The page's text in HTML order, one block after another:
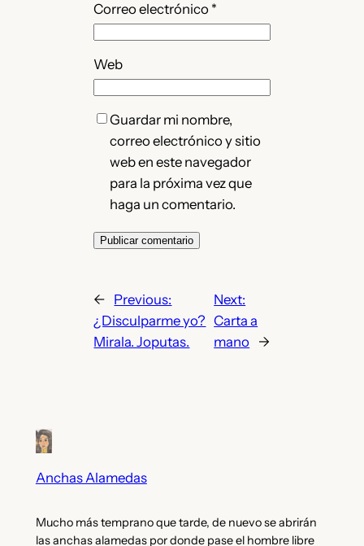
Correo electrónico *
Web
Guardar mi nombre,
correo electrónico y sitio
web en este navegador
para la próxima vez que
haga un comentario.
← Previous:
¿Disculparme yo?
Mirala. Joputas.
Next:
Carta a
mano
→
Anchas Alamedas
Mucho más temprano que tarde, de nuevo se abrirán
las anchas alamedas por donde pase el hombre libre